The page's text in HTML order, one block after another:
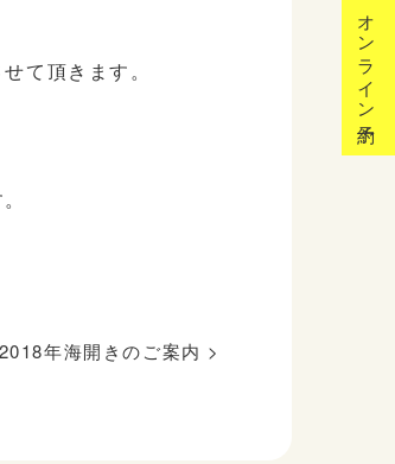
オンライン予約
て頂きます。
2018年海開きのご案内 >